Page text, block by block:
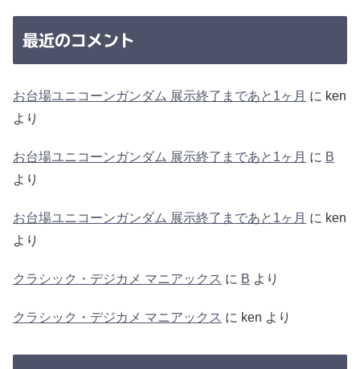
最近のコメント
お台場ユニコーンガンダム 展示終了まであと1ヶ月 に ken
より
お台場ユニコーンガンダム 展示終了まであと1ヶ月 に B
より
お台場ユニコーンガンダム 展示終了まであと1ヶ月 に ken
より
クラシック・デジカメ マニアックス に B より
クラシック・デジカメ マニアックス に ken より